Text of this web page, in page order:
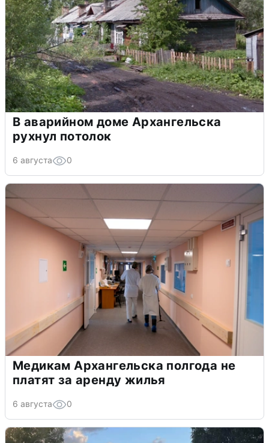
В аварийном доме Архангельска
рухнул потолок
6 августа 0
Медикам Архангельска полгода не
платят за аренду жилья
6 августа 0